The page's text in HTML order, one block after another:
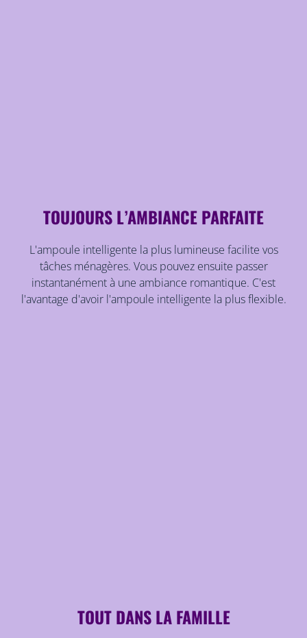
TOUJOURS L’AMBIANCE PARFAITE
L'ampoule intelligente la plus lumineuse facilite vos
tâches ménagères. Vous pouvez ensuite passer
instantanément à une ambiance romantique. C'est
l'avantage d'avoir l'ampoule intelligente la plus flexible.
TOUT DANS LA FAMILLE